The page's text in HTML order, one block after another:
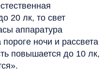
20 лк, то свет
аппаратура
ночи и рассвета
повышается до 10 лк,